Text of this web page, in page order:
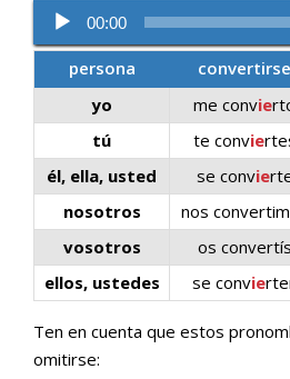
Reproductor
de
audio
00:00
persona convertirse
yo
me convie
tú
te convie
él, ella, usted
se convie
nosotros
nos
vosotros
os convertís
ellos, ustedes
se convie
Ten en cuenta que estos
omitirse: